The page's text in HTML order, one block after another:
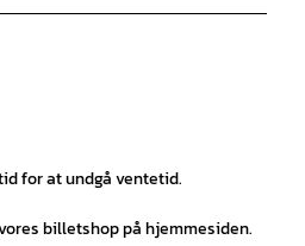
for at undgå ventetid.
billetshop på hjemmesiden.